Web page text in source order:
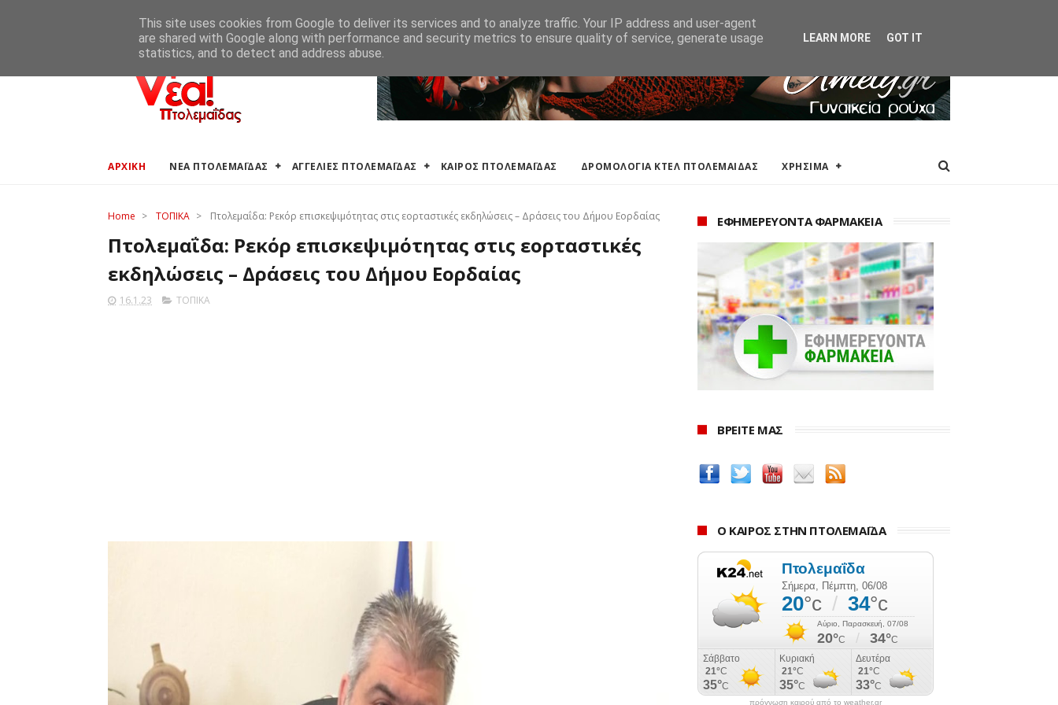
ΑΓΓΕΛΙΕΣ ΠΤΟΛΕΜΑΪΔΑΣ ΔΡΟΜΟΛΟΓΙΑ ΚΤΕΛ ΠΤΟΛΕΜΑΙΔΑΣ
ΑΡΧΙΚΗ ΝΕΑ ΠΤΟΛΕΜΑΪΔΑΣ ΑΓΓΕΛΙΕΣ ΠΤΟΛΕΜΑΪΔΑΣ ΚΑΙΡΟΣ ΠΤΟΛΕΜΑΪΔΑΣ ΔΡΟΜΟΛΟΓΙΑ ΚΤΕΛ ΠΤΟΛΕΜΑΙΔΑΣ ΧΡΗΣΙΜΑ
Home > ΤΟΠΙΚΑ > Πτολεμαΐδα: Ρεκόρ επισκεψιμότητας στις εορταστικές εκδηλώσεις – Δράσεις του Δήμου Εορδαίας
Πτολεμαΐδα: Ρεκόρ επισκεψιμότητας στις εορταστικές
εκδηλώσεις – Δράσεις του Δήμου Εορδαίας
16.1.23 ΤΟΠΙΚΑ
ΕΦΗΜΕΡΕΥΟΝΤΑ ΦΑΡΜΑΚΕΙΑ
ΒΡΕΙΤΕ ΜΑΣ
Ο ΚΑΙΡΟΣ ΣΤΗΝ ΠΤΟΛΕΜΑΪΔΑ
πρόγνωση καιρού από το weather.gr
This site uses cookies from Google to deliver its services and to analyze traffic. Your IP address and user-agent
are shared with Google along with performance and security metrics to ensure quality of service, generate usage
statistics, and to detect and address abuse.
LEARN MORE GOT IT